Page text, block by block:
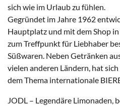
Jodl
@
Jodl
sich wie im Urlaub zu fühlen.
Gegründet im Jahre 1962
Hauptplatz und mit dem Shop
zum Treffpunkt für Liebhaber
Süßwaren. Neben Getränken
vielen anderen Ländern, hat
dem Thema internationale
JODL – Legendäre Limonaden,